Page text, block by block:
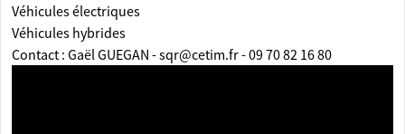
Véhicules électriques
Véhicules hybrides
Contact : Gaël GUEGAN - sqr@cetim.fr - 09 70 82 16 80